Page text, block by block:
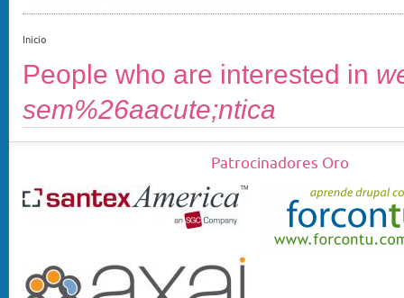
Inicio
People who are interested in
sem%26aacute;ntica
Patrocinadores Oro